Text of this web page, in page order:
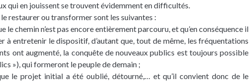
qui en jouissent se trouvent évidemment en difficultés.
le restaurer ou transformer sont les suivantes :
le chemin n’est pas encore entièrement parcouru, et qu’en conséquence il
à entretenir le dispositif, d’autant que, tout de même, les fréquentations
ont augmenté, la conquête de nouveaux publics est toujours possible
»), qui formeront le peuple de demain ;
le projet initial a été oublié, détourné,… et qu’il convient donc de le